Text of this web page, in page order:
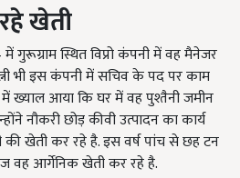
खेती
गुरूग्राम स्थित विप्रो कंपनी में वह मैनेजर
भी इस कंपनी में सचिव के पद पर काम
ख्याल आया कि घर में वह पुश्तैनी जमीन
नौकरी छोड़ कीवी उत्पादन का कार्य
खेती कर रहे है. इस वर्ष पांच से छह टन
वह आर्गेनिक खेती कर रहे है.